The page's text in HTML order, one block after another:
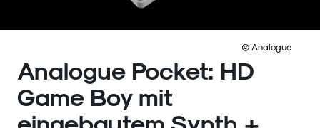
© Analogue
Analogue Pocket: HD
Game Boy mit
eingebautem Synth +